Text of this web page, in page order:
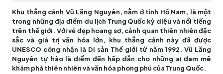
Khu thắng cảnh Vũ Lăng Nguyên, nằm ở tỉnh Hồ Nam, là một
trong những địa điểm du lịch Trung Quốc kỳ diệu và nổi tiếng
trên thế giới. Với vẻ đẹp hoang sơ, cảnh quan thiên nhiên đặc
sắc và giá trị văn hóa lớn, khu thắng cảnh này đã được
UNESCO công nhận là Di sản Thế giới từ năm 1992. Vũ Lăng
Nguyên tự hào là điểm đến hấp dẫn cho những ai đam mê
khám phá thiên nhiên và văn hóa phong phú của Trung Quốc.